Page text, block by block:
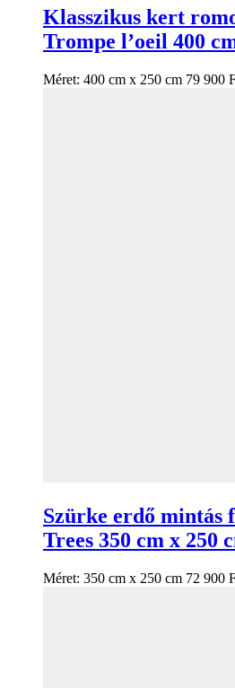
Klasszikus kert
Trompe l’oeil 400
Méret: 400 cm x 250 cm 79 900
Szürke erdő mintás
Trees 350 cm x 250
Méret: 350 cm x 250 cm 72 900